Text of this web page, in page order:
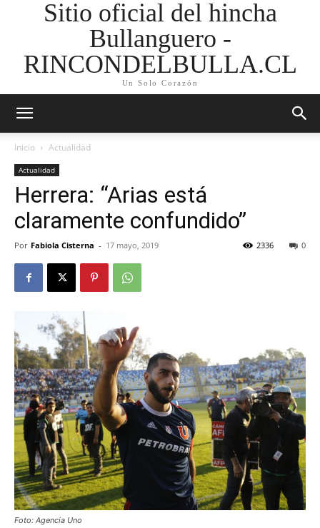
Sitio oficial del hincha
Bullanguero -
RINCONDELBULLA.CL
Un Solo Corazón
Inicio Actualidad
Actualidad
Herrera: “Arias está
claramente confundido”
Por Fabiola Cisterna - 17 mayo, 2019 0
2336
Foto: Agencia Uno